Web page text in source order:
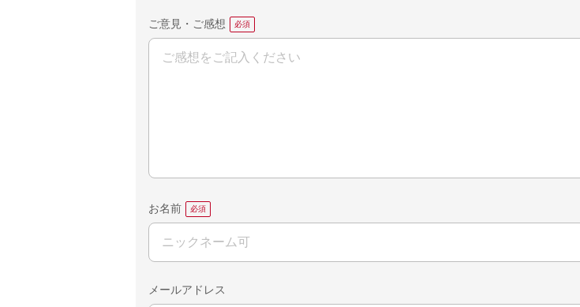
ご意見・ご感想
お名前
メールアドレス